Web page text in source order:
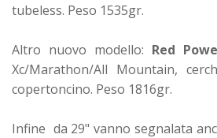
tubeless. Peso 1535gr.
Altro nuovo modello: Red
Xc/Marathon/All Mountain,
copertoncino. Peso 1816gr.
Infine da 29" vanno segnalata